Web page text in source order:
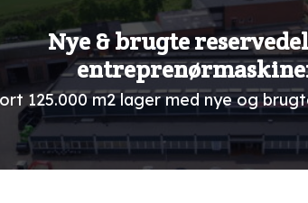
Nye & brugte
125.000 m2 lager med nye og